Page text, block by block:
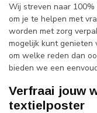
Wij streven naar
om je te helpen met
worden met zorg
mogelijk kunt genieten
om welke reden dan
bieden we een
Verfraai jouw
textielposter